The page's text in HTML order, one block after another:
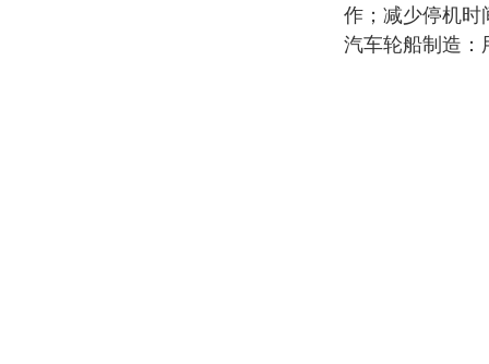
作；减少停机时
汽车轮船制造：